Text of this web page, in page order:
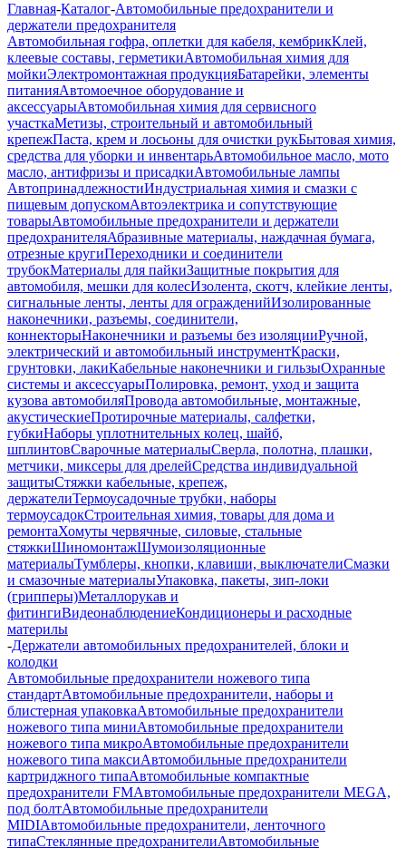
Главная-Каталог-Автомобильные предохранители и
держатели предохранителя
Автомобильная гофра, оплетки для кабеля, кембрикКлей,
клеевые составы, герметикиАвтомобильная химия для
мойкиЭлектромонтажная продукцияБатарейки, элементы
питанияАвтомоечное оборудование и
аксессуарыАвтомобильная химия для сервисного
участкаМетизы, строительный и автомобильный
крепежПаста, крем и лосьоны для очистки рукБытовая химия,
средства для уборки и инвентарьАвтомобильное масло, мото
масло, антифризы и присадкиАвтомобильные лампы
АвтопринадлежностиИндустриальная химия и смазки с
пищевым допускомАвтоэлектрика и сопутствующие
товарыАвтомобильные предохранители и держатели
предохранителяАбразивные материалы, наждачная бумага,
отрезные кругиПереходники и соединители
трубокМатериалы для пайкиЗащитные покрытия для
автомобиля, мешки для колесИзолента, скотч, клейкие ленты,
сигнальные ленты, ленты для огражденийИзолированные
наконечники, разъемы, соединители,
коннекторыНаконечники и разъемы без изоляцииРучной,
электрический и автомобильный инструментКраски,
грунтовки, лакиКабельные наконечники и гильзыОхранные
системы и аксессуарыПолировка, ремонт, уход и защита
кузова автомобиляПровода автомобильные, монтажные,
акустическиеПротирочные материалы, салфетки,
губкиНаборы уплотнительных колец, шайб,
шплинтовСварочные материалыСверла, полотна, плашки,
метчики, миксеры для дрелейСредства индивидуальной
защитыСтяжки кабельные, крепеж,
держателиТермоусадочные трубки, наборы
термоусадокСтроительная химия, товары для дома и
ремонтаХомуты червячные, силовые, стальные
стяжкиШиномонтажШумоизоляционные
материалыТумблеры, кнопки, клавиши, выключателиСмазки
и смазочные материалыУпаковка, пакеты, зип-локи
(грипперы)Металлорукав и
фитингиВидеонаблюдениеКондиционеры и расходные
материлы
-Держатели автомобильных предохранителей, блоки и
колодки
Автомобильные предохранители ножевого типа
стандартАвтомобильные предохранители, наборы и
блистерная упаковкаАвтомобильные предохранители
ножевого типа миниАвтомобильные предохранители
ножевого типа микроАвтомобильные предохранители
ножевого типа максиАвтомобильные предохранители
картриджного типаАвтомобильные компактные
предохранители FMАвтомобильные предохранители MEGA,
под болтАвтомобильные предохранители
MIDIАвтомобильные предохранители, ленточного
типаСтеклянные предохранителиАвтомобильные